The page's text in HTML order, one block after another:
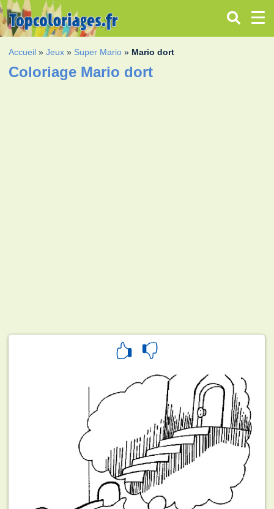
Accueil »Jeux » Super Mario » Mario dort
Coloriage Mario dort